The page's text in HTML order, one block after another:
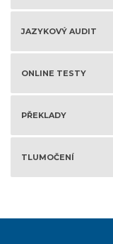
JAZYKOVÝ AUDIT
ONLINE TESTY
PŘEKLADY
TLUMOČENÍ